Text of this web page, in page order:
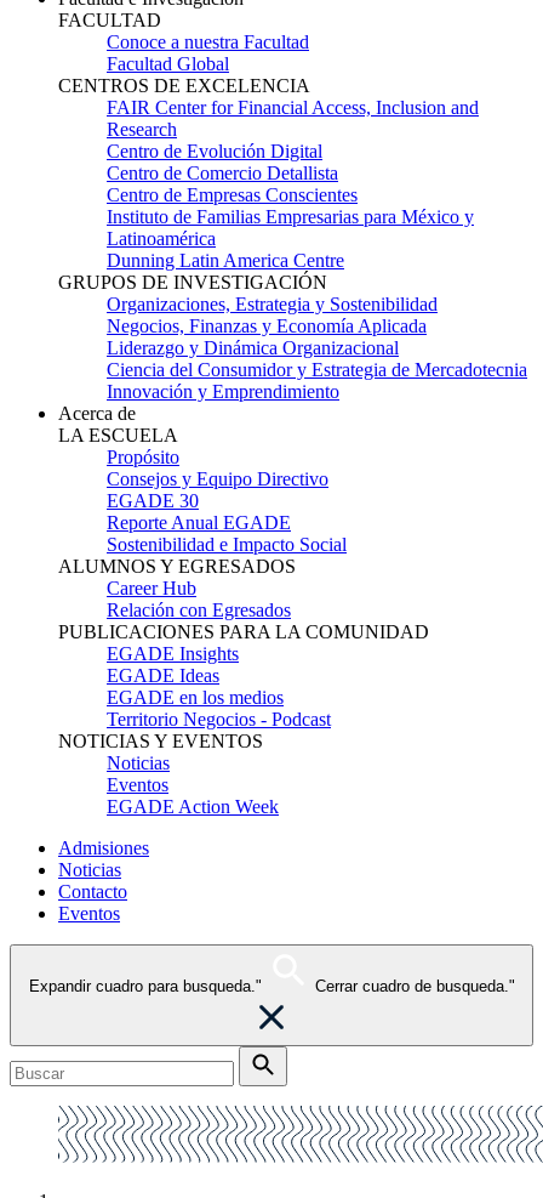
FACULTAD
Conoce a nuestra Facultad
Facultad Global
CENTROS DE EXCELENCIA
FAIR Center for Financial Access, Inclusion and
Research
Centro de Evolución Digital
Centro de Comercio Detallista
Centro de Empresas Conscientes
Instituto de Familias Empresarias para México y
Latinoamérica
Dunning Latin America Centre
GRUPOS DE INVESTIGACIÓN
Organizaciones, Estrategia y Sostenibilidad
Negocios, Finanzas y Economía Aplicada
Liderazgo y Dinámica Organizacional
Ciencia del Consumidor y Estrategia de Mercadotecnia
Innovación y Emprendimiento
Acerca de
LA ESCUELA
Propósito
Consejos y Equipo Directivo
EGADE 30
Reporte Anual EGADE
Sostenibilidad e Impacto Social
ALUMNOS Y EGRESADOS
Career Hub
Relación con Egresados
PUBLICACIONES PARA LA COMUNIDAD
EGADE Insights
EGADE Ideas
EGADE en los medios
Territorio Negocios - Podcast
NOTICIAS Y EVENTOS
Noticias
Eventos
EGADE Action Week
Admisiones
Noticias
Contacto
Eventos
Expandir cuadro para busqueda." Cerrar cuadro de busqueda."